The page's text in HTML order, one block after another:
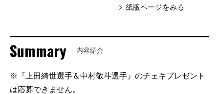
紙版ページをみる
Summary 内容紹介
※『上田綺世選手＆中村敬斗選手』のチェキプレゼント
は応募できません。